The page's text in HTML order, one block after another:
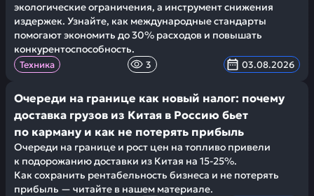
экологические ограничения, а инструмент снижения
издержек. Узнайте, как международные стандарты
помогают экономить до 30% расходов и повышать
конкурентоспособность.
Техника 3 03.08.2026
Очереди на границе как новый налог: почему
доставка грузов из Китая в Россию бьет
по карману и как не потерять прибыль
Очереди на границе и рост цен на топливо привели
к подорожанию доставки из Китая на 15-25%.
Как сохранить рентабельность бизнеса и не потерять
прибыль — читайте в нашем материале.